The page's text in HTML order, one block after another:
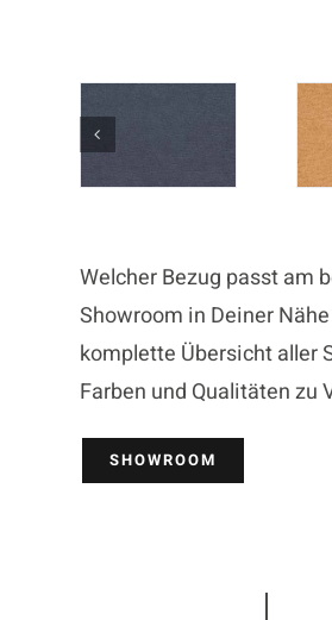
Welcher Bezug passt am
Showroom in Deiner
komplette Übersicht aller
Farben und Qualitäten zu
SHOWROOM